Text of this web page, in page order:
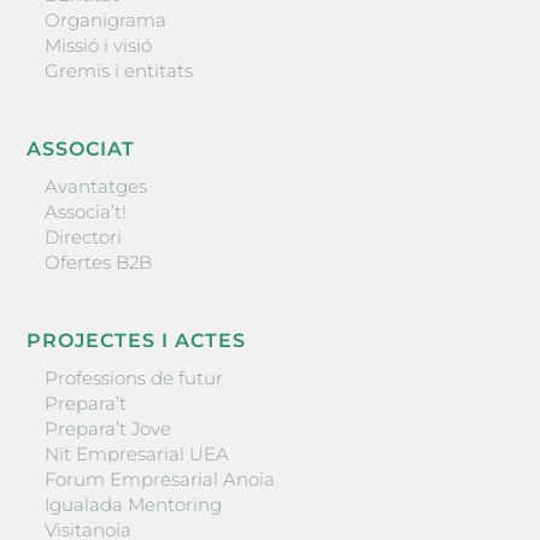
Organigrama
Missió i visió
Gremis i entitats
ASSOCIAT
Avantatges
Associa’t!
Directori
Ofertes B2B
PROJECTES I ACTES
Professions de futur
Prepara’t
Prepara’t Jove
Nit Empresarial UEA
Forum Empresarial Anoia
Igualada Mentoring
Visitanoia